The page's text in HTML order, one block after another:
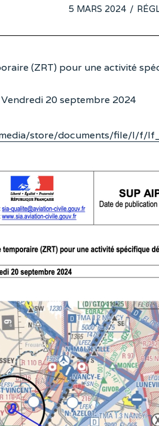
POSTED
5 MARS 20241
2024
(ZRT) pour une activité
20 septembre 2024
store/documents/file/l/f/